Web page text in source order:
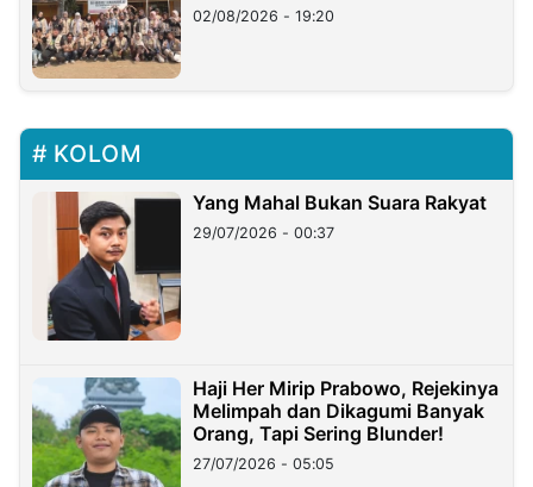
02/08/2026 - 19:20
KOLOM
Yang Mahal Bukan Suara Rakyat
29/07/2026 - 00:37
Haji Her Mirip Prabowo, Rejekinya
Melimpah dan Dikagumi Banyak
Orang, Tapi Sering Blunder!
27/07/2026 - 05:05